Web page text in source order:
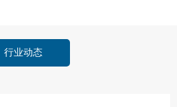
行业动态